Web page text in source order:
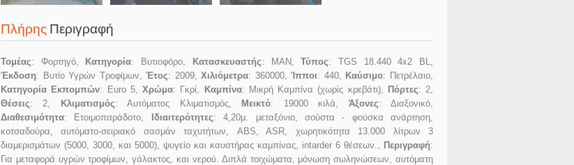
Πλήρης Περιγραφή
Τομέας: Φορτηγό, Κατηγορία: Βυτιοφόρο, Κατασκευαστής: MAN,Τύπος: TGS 18.440 4x2 BL,
Έκδοση: Βυτίο Υγρών Τροφίμων,Έτος: 2009,Χιλιόμετρα: 360000,Ίπποι: 440, Καύσιμο: Πετρέλαιο,
Κατηγορία Εκπομπών: Euro 5, Χρώμα: Γκρί, Καμπίνα: Μικρή Καμπίνα (χωρίς κρεβάτι), Πόρτες: 2,
Θέσεις: 2, Κλιματισμός: Αυτόματος Κλιματισμός, Μεικτό: 19000 κιλά, Άξονες: Διαξονικό,
Διαθεσιμότητα: Ετοιμοπαράδοτο, Ιδιαιτερότητες: 4,20μ. μεταξόνιο, σούστα - φούσκα ανάρτηση,
κοτσαδούρα, αυτόματο-σειριακό σασμάν ταχυτήτων, ABS, ASR, χωρητικότητα 13.000 λίτρων 3
διαμερισμάτων (5000, 3000, και 5000), ψυγείο και καυστήρας καμπίνας, intarder 6 θέσεων., Περιγραφή:
Για μεταφορά υγρών τροφίμων, γάλακτος, και νερού. Διπλά τοιχώματα, μόνωση σωληνώσεων, αυτόματη